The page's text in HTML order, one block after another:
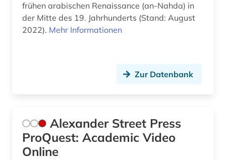
exil (1)
expressionismus (3)
fachinformationsdienst (5)
vergleichende literaturwissenschaft (1)
frühen arabischen Renaissance (an-Nahda) in
der Mitte des 19. Jahrhunderts (Stand: August
2022). Mehr Informationen
Zur Datenbank
Alexander Street Press
ProQuest: Academic Video
Online